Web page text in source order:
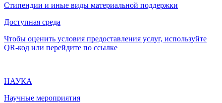
Стипендии и иные виды материальной поддержки
Доступная среда
Чтобы оценить условия предоставления услуг, используйте
QR-код или перейдите по ссылке
НАУКА
Научные мероприятия